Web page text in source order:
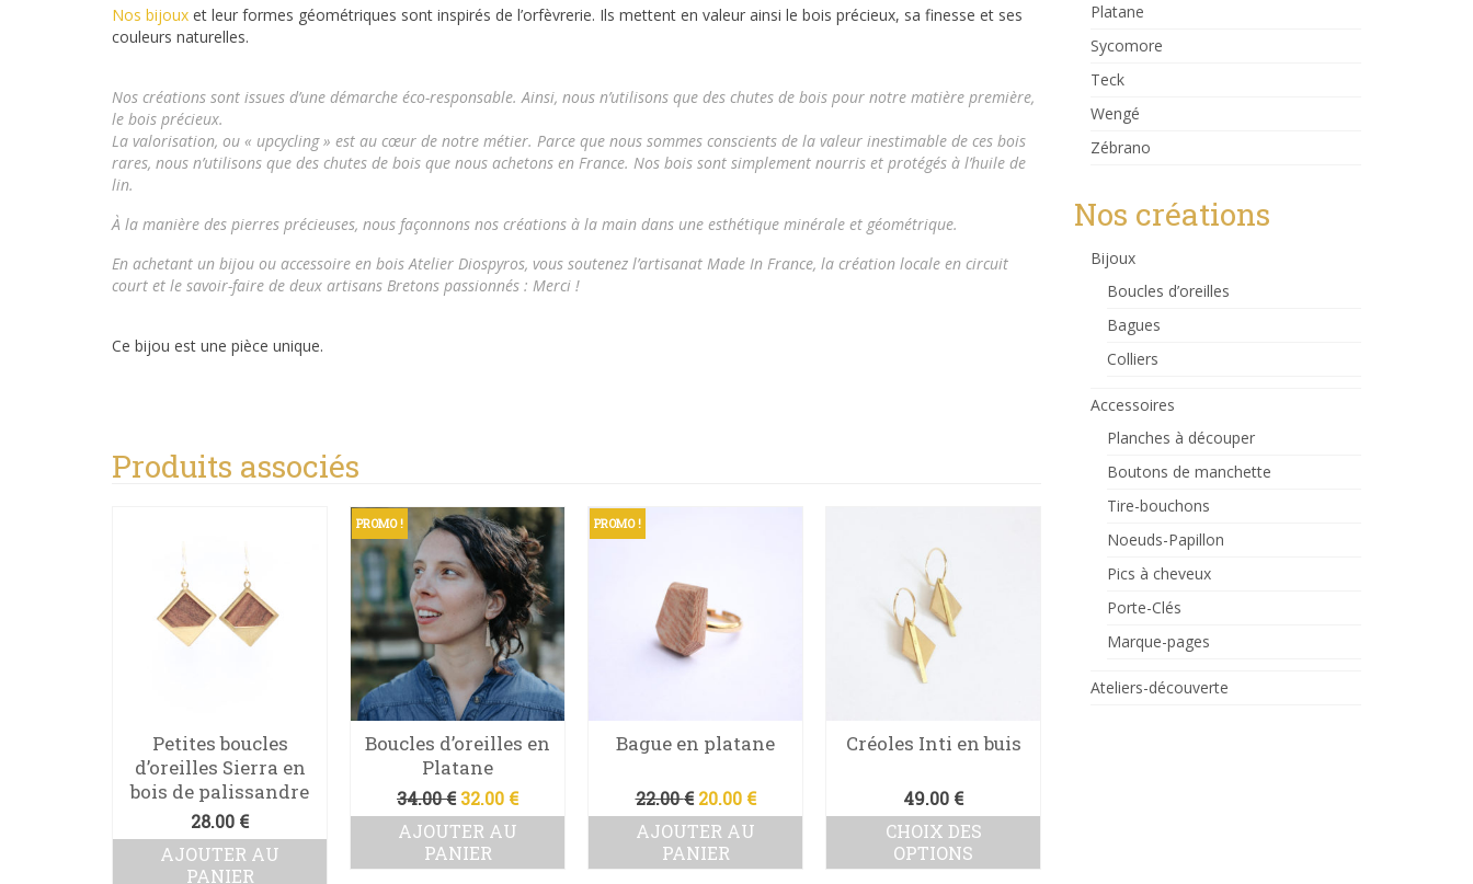
Nos bijoux et leur formes géométriques sont inspirés de l’orfèvrerie. Ils mettent en valeur ainsi le bois précieux, sa finesse et ses
couleurs naturelles.
Nos créations sont issues d’une démarche éco-responsable. Ainsi, nous n’utilisons que des chutes de bois pour notre matière première,
le bois précieux.
La valorisation, ou « upcycling » est au cœur de notre métier. Parce que nous sommes conscients de la valeur inestimable de ces bois
rares, nous n’utilisons que des chutes de bois que nous achetons en France. Nos bois sont simplement nourris et protégés à l’huile de
lin.
À la manière des pierres précieuses, nous façonnons nos créations à la main dans une esthétique minérale et géométrique.
En achetant un bijou ou accessoire en boisAtelier Diospyros, vous soutenez l’artisanat Made In France, la création locale en circuit
court et le savoir-faire de deux artisans Bretons passionnés : Merci !
Ce bijou est une pièce unique.
Produits associés
Petites boucles
d’oreilles Sierra en
bois de palissandre
28.00 €
AJOUTER AU
PANIER
PROMO !
Boucles d’oreilles en
Platane
34.00€ Le
prix
initial
était :
32.00 €Le
prix
AJOUTER AU
PANIER
PROMO !
Bague en platane
22.00€ Le
prix
initial
était :
20.00 €Le
prix
AJOUTER AU
PANIER
Créoles Inti en buis
49.00 €
CHOIX DES
OPTIONS
Platane
Sycomore
Teck
Wengé
Zébrano
Nos créations
Bijoux
Boucles d’oreilles
Bagues
Colliers
Accessoires
Planches à découper
Boutons de manchette
Tire-bouchons
Noeuds-Papillon
Pics à cheveux
Porte-Clés
Marque-pages
Ateliers-découverte